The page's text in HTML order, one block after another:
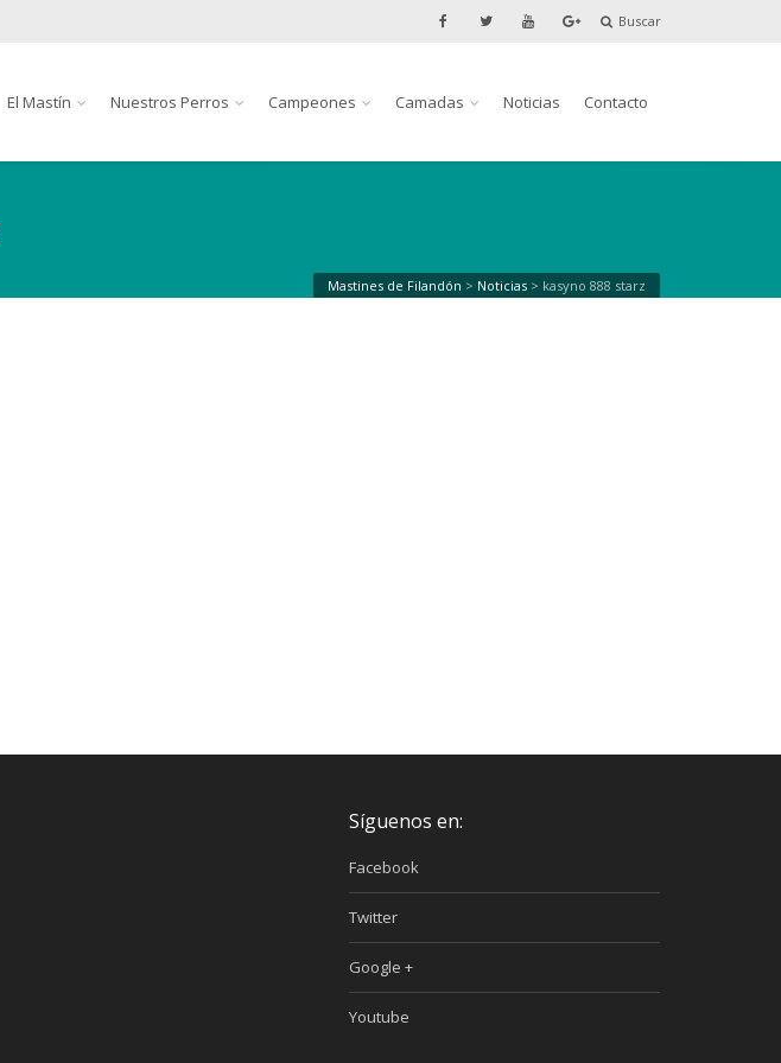
Buscar
El Mastín Nuestros Perros Campeones Camadas Noticias Contacto
Mastines de Filandón > Noticias > kasyno 888 starz
Síguenos en:
Facebook
Twitter
Google +
Youtube